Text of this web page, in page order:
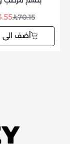
355مل70.15
أضف الى